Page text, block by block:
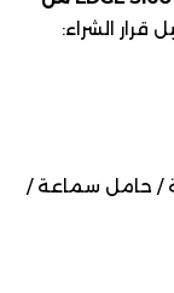
الشراء:
/ حامل سماعة /